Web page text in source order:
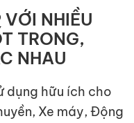
VỚI NHIỀU
TRONG,
NHAU
dụng hữu ích cho
Xe máy, Động